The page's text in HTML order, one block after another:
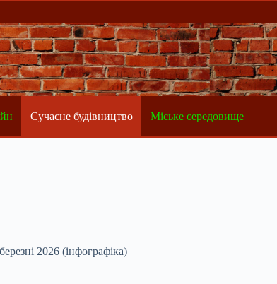
Сучасне будівництво Міське середовище
2026 (інфографіка)